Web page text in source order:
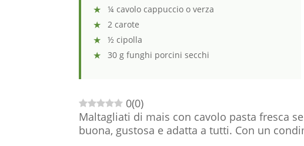
¼ cavolo cappuccio o verza
2 carote
½ cipolla
30 g funghi porcini secchi
0(0)
Maltagliati di mais con cavolo pasta fresca
buona, gustosa e adatta a tutti. Con un